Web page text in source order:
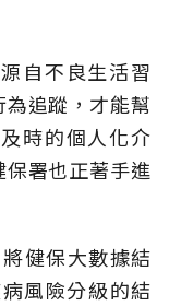
自不良生活習
追蹤，才能幫
時的個人化介
署也正著手進
健保大數據結
風險分級的結